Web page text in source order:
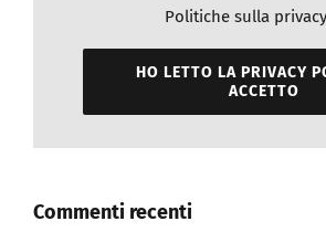
maggiori informazioni
Politiche sulla privacy